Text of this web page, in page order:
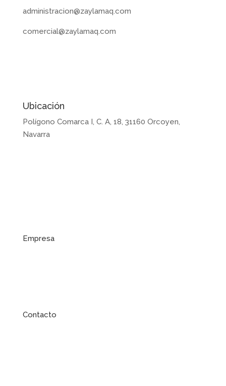
administracion@zaylamaq.com
comercial@zaylamaq.com
Ubicación
Polígono Comarca I, C. A, 18, 31160 Orcoyen,
Navarra
Empresa
Contacto